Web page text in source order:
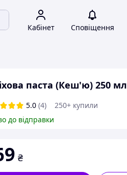
Кабінет Сповіщення
паста (Кеш'ю) 250 мл
5.0 (4)
250+ купили
до відправки
₴